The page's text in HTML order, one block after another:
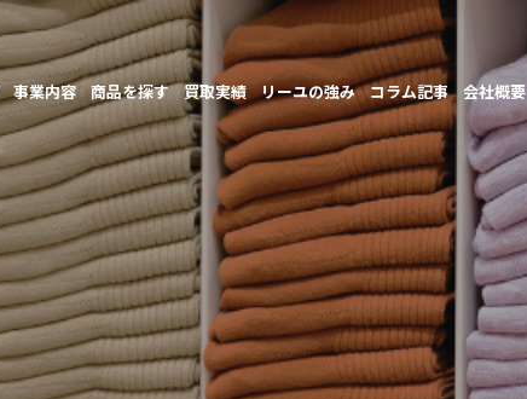
事業内容 商品を探す 買取実績 リーユの強み コラム記事 会社概要